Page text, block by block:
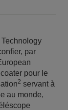
par
pour le
2 servant à
au monde,